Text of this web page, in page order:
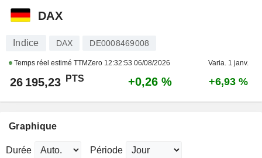
DAX
Indice DAX DE0008469008
Temps réel estimé TTMZero 12:32:53 06/08/2026 Varia. 1 janv.
26 195,23 PTS +0,26 % +6,93 %
Graphique
Durée Période